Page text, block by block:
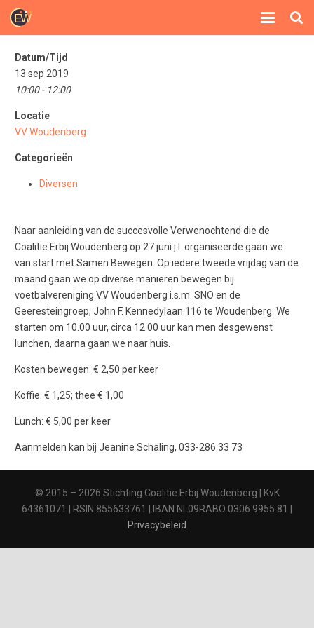
Datum/Tijd
13 sep 2019
10:00 - 12:00
Locatie
VV Woudenberg
Categorieën
Diversen
Naar aanleiding van de succesvolle Verwenochtend die de
Coalitie Erbij Woudenberg op 27 juni j.l. organiseerde gaan we
van start met Samen Bewegen. Op iedere tweede vrijdag van de
maand gaan we op diverse manieren bewegen bij
voetbalvereniging VV Woudenberg i.s.m. SNO en de
Geeresteingroep, John F. Kennedylaan 116 te Woudenberg. We
starten om 10.00 uur, circa 12.00 uur kan men desgewenst
lunchen, daarna gaan we naar huis.
Kosten bewegen: € 2,50 per keer
Koffie: € 1,25; thee € 1,00
Lunch: € 5,00 per keer
Aanmelden kan bij Jeanine Schaling, 033-286 33 73
© 2015 – 2026 Stichting Coalitie Erbij Woudenberg | KvK
64361071 | RSIN 855633761 | IBAN NL09RABO 0306 9955 81 |
Privacybeleid